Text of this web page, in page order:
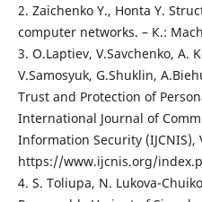
2. Zaichenko Y., Honta Y.
computer networks. – К.:
3. O.Laptiev, V.Savchenko, A.
V.Samosyuk, G.Shuklin,
Trust and Protection of
International Journal of
Information Security (IJCNIS),
https://www.ijcnis.org/
4. S. Toliupa, N. Lukova-